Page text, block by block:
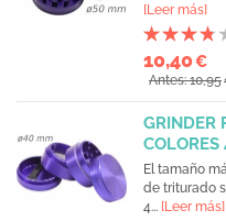
[Leer más]
10,40€
Antes: 10,95
GRINDER
El tamaño
de triturado
4... [Leer más]